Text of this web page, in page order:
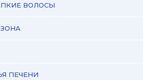
ВОЛОСЫ
ПЕЧЕНИ